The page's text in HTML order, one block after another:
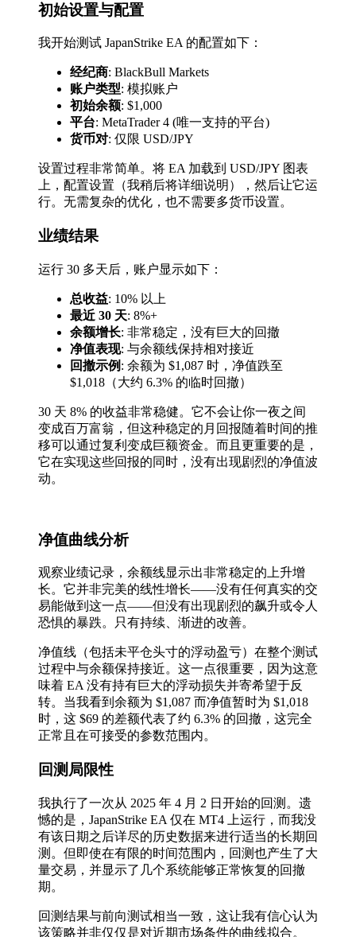
初始设置与配置
我开始测试 JapanStrike EA 的配置如下：
经纪商: BlackBull Markets
账户类型: 模拟账户
初始余额: $1,000
平台: MetaTrader 4 (唯一支持的平台)
货币对: 仅限 USD/JPY
设置过程非常简单。将 EA 加载到 USD/JPY 图表
上，配置设置（我稍后将详细说明），然后让它运
行。无需复杂的优化，也不需要多货币设置。
业绩结果
运行 30 多天后，账户显示如下：
总收益: 10% 以上
最近 30 天: 8%+
余额增长: 非常稳定，没有巨大的回撤
净值表现: 与余额线保持相对接近
回撤示例 : 余额为 $1,087 时，净值跌至
$1,018（大约 6.3% 的临时回撤）
30 天 8% 的收益非常稳健。它不会让你一夜之间
变成百万富翁，但这种稳定的月回报随着时间的推
移可以通过复利变成巨额资金。而且更重要的是，
它在实现这些回报的同时，没有出现剧烈的净值波
动。
净值曲线分析
观察业绩记录，余额线显示出非常稳定的上升增
长。它并非完美的线性增长——没有任何真实的交
易能做到这一点——但没有出现剧烈的飙升或令人
恐惧的暴跌。只有持续、渐进的改善。
净值线（包括未平仓头寸的浮动盈亏）在整个测试
过程中与余额保持接近。这一点很重要，因为这意
味着 EA 没有持有巨大的浮动损失并寄希望于反
转。当我看到余额为 $1,087 而净值暂时为 $1,018
时，这 $69 的差额代表了约 6.3% 的回撤，这完全
正常且在可接受的参数范围内。
回测局限性
我执行了一次从 2025 年 4 月 2 日开始的回测。遗
憾的是，JapanStrike EA 仅在 MT4 上运行，而我没
有该日期之后详尽的历史数据来进行适当的长期回
测。但即使在有限的时间范围内，回测也产生了大
量交易，并显示了几个系统能够正常恢复的回撤
期。
回测结果与前向测试相当一致，这让我有信心认为
该策略并非仅仅是对近期市场条件的曲线拟合。